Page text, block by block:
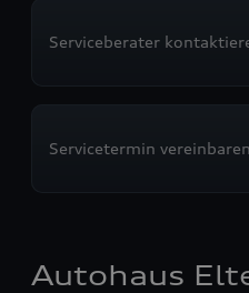
Serviceberater
Servicetermin vereinbaren
Autohaus